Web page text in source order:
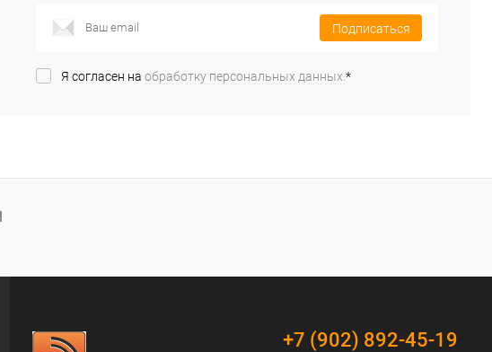
Купить в 1 клик Купить в 1 клик К сравнению
Подписаться
Я согласен на обработку персональных данных. *
+7 (902) 892-45-19